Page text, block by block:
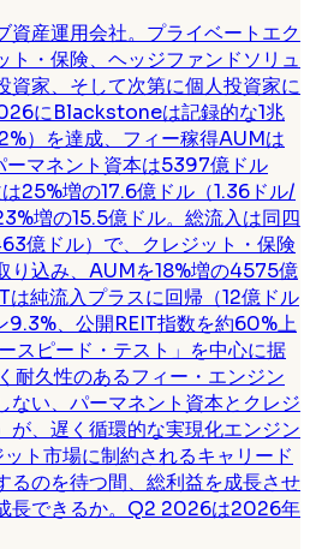
資産運用会社。プライベートエク
ト・保険、ヘッジファンドソリュ
資家、そして次第に個人投資家に
にBlackstoneは記録的な1兆
）を達成、フィー稼得AUMは
マネント資本は5397億ドル
は25%増の17.6億ドル（1.36ドル/
増の15.5億ドル。総流入は同四
億ドル）で、クレジット・保険
り込み、AUMを18%増の4575億
は純流入プラスに回帰（12億ドル
9.3%、公開REIT指数を約60%上
スピード・テスト」を中心に据
久性のあるフィー・エンジン
ない、パーマネント資本とクレジ
が、遅く循環的な実現化エンジン
ト市場に制約されるキャリード
るのを待つ間、総利益を成長させ
長できるか。Q2 2026は2026年